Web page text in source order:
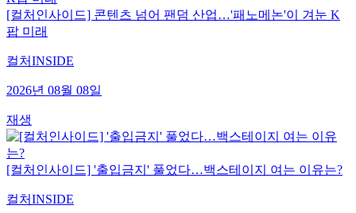
[컬처인사이드] 콘텐츠 넘어 팬덤 산업…'패노메논'이 겨눈 K
팝 미래
컬처INSIDE
2026년 08월 08일
재생
[컬처인사이드] '출입금지' 풀었다…백스테이지 여는 이유는?
컬처INSIDE